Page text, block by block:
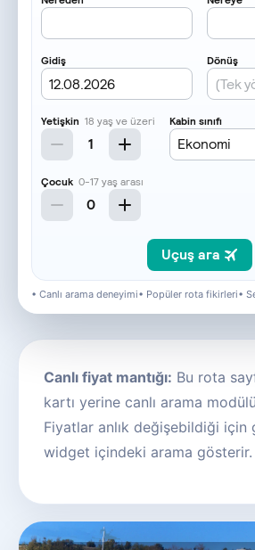
• Canlı arama deneyimi• Popüler rota fikirleri•
Canlı fiyat mantığı: Bu rota
kartı yerine canlı arama modülü
Fiyatlar anlık değişebildiği için
widget içindeki arama gösterir.